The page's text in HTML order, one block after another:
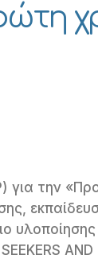
την
AND